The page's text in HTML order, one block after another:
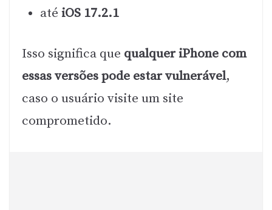
até iOS 17.2.1
Isso significa que qualquer iPhone com
essas versões pode estar vulnerável,
caso o usuário visite um site
comprometido.